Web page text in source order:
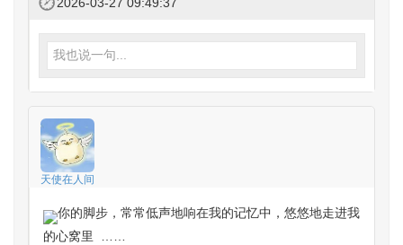
我也说一句...
天使在人间
你的脚步，常常低声地响在我的记忆中，悠悠地走进我
的心窝里 ……